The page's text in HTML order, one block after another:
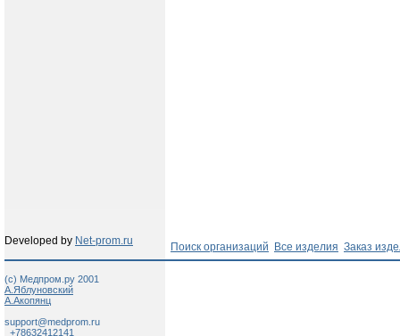
Developed by Net-prom.ru Поиск организаций Все изделия Заказ
(c) Медпром.ру 2001
А.Яблуновский
А.Акопянц
support@medprom.ru
+78632412141